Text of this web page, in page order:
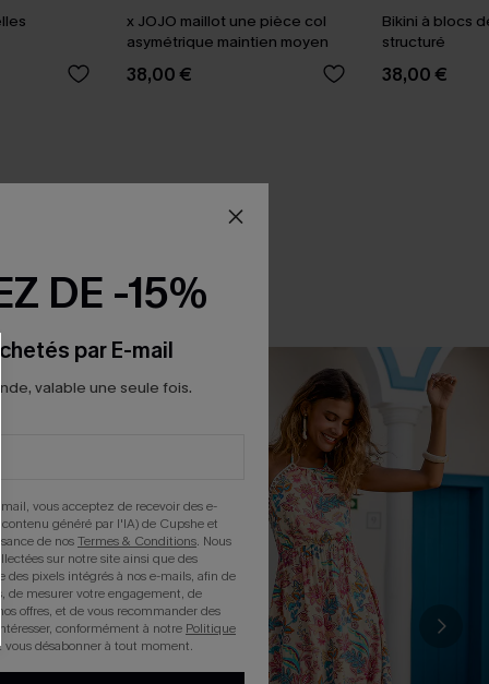
x JOJO maillot une pièce col
asymétrique maintien moyen
38,00 €
Bikini à blocs
structuré
38,00 €
DE -15%
par E-mail
valable une seule fois.
vous acceptez de recevoir des e-
généré par l'IA) de Cupshe et
de nosTermes & Conditions. Nous
sur notre site ainsi que des
des pixels intégrés à nos e-mails, afin de
de mesurer votre engagement, de
offres, et de vous recommander des
conformément à notre Politique
vous désabonner à tout moment.